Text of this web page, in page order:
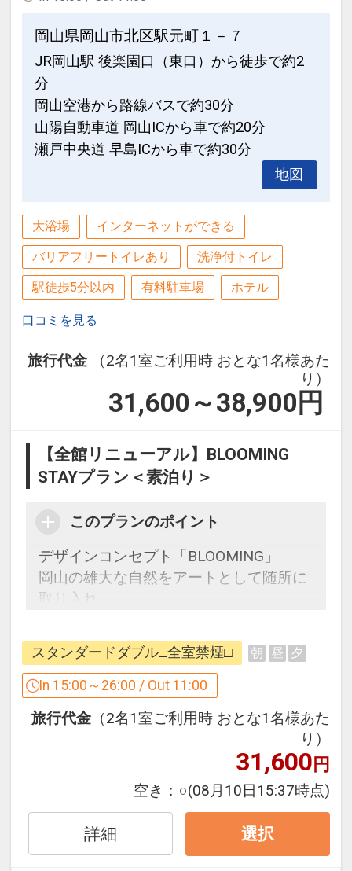
岡山県岡山市北区駅元町１－７
JR岡山駅 後楽園口（東口）から徒歩で約2
分
岡山空港から路線バスで約30分
山陽自動車道 岡山ICから車で約20分
瀬戸中央道 早島ICから車で約30分
地図
大浴場 インターネットができる
バリアフリートイレあり 洗浄付トイレ
駅徒歩5分以内 有料駐車場 ホテル
口コミを見る
旅行代金
（2名1室ご利用時 おとな1名様あた
り）
31,600～38,900 円
【全館リニューアル】BLOOMING
STAYプラン＜素泊り＞
このプランのポイント
デザインコンセプト「BLOOMING」
岡山の雄大な自然をアートとして随所に
取り入れ
生まれ変わりました。
お客様の旅が、より彩り豊かなひと時に
旅のサードプレイスとして、花が咲くよ
うに心が躍る滞在時間をお過ごしくださ
本プランは、お部屋代のみのシンプルな
宿泊プランです。
スタンダードダブル□全室禁煙□ 朝 昼 夕
In 15:00～26:00 / Out 11:00
旅行代金 （2名1室ご利用時 おとな1名様あた
り）
31,600円
空き： ○(08月10日15:37時点)
詳細 選択